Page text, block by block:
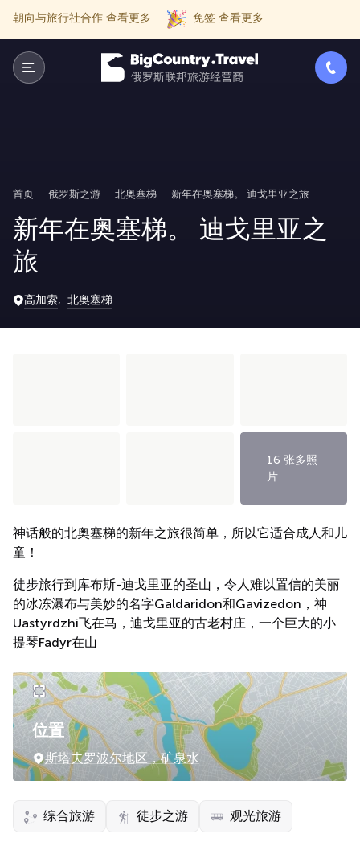
朝向与旅行社合作 查看更多 免签 查看更多
首页 俄罗斯之游 北奥塞梯 新年在奥塞梯。 迪戈里亚之旅
新年在奥塞梯。 迪戈里亚之
旅
高加索 北奥塞梯
16 张多照
片
神话般的北奥塞梯的新年之旅很简单，所以它适合成人和儿
童！
徒步旅行到库布斯-迪戈里亚的圣山，令人难以置信的美丽
的冰冻瀑布与美妙的名字Galdaridon和Gavizedon，神
Uastyrdzhi飞在马，迪戈里亚的古老村庄，一个巨大的小
提琴Fadyr在山
位置
斯塔夫罗波尔地区，矿泉水
综合旅游 徒步之游 观光旅游